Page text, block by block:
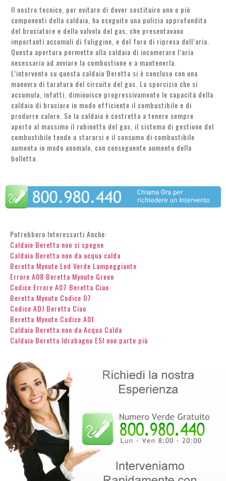
Il nostro tecnico, per evitare di dover sostituire uno o più
componenti della caldaia, ha eseguito una pulizia approfondita
del bruciatore e della valvola del gas, che presentavano
importanti accumuli di fuliggine, e del foro di ripresa dell’aria.
Questa apertura permette alla caldaia di incamerare l’aria
necessaria ad avviare la combustione e a mantenerla.
L’intervento su questa caldaia Beretta si è concluso con una
manovra di taratura del circuito del gas. La sporcizia che si
accumula, infatti, diminuisce progressivamente le capacità della
caldaia di bruciare in modo efficiente il combustibile e di
produrre calore. Se la caldaia è costretta a tenere sempre
aperto al massimo il rubinetto del gas, il sistema di gestione del
combustibile tende a stararsi e il consumo di combustibile
aumenta in modo anomalo, con conseguente aumento della
bolletta.
Potrebbero Interessarti Anche:
Caldaie Beretta non si spegne
Caldaia Beretta non da acqua calda
Beretta Mynute Led Verde Lampeggiante
Errore A08 Beretta Mynute Green
Codice Errore A07 Beretta Ciao
Beretta Mynute Codice 07
Codice ADJ Beretta Ciao
Beretta Mynute Codice A01
Caldaia Beretta non da Acqua Calda
Caldaia Beretta Idrabagno ESI non parte più